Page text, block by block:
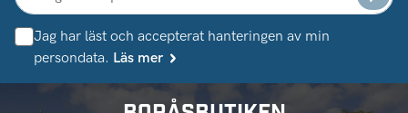
Jag har läst och accepterat hanteringen av min
persondata. Läs mer